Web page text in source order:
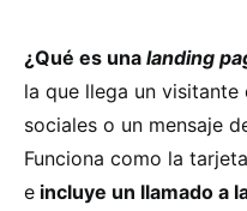
¿Qué es una landing
la que llega un visitante
sociales o un mensaje
Funciona como la
e incluye un llamado a